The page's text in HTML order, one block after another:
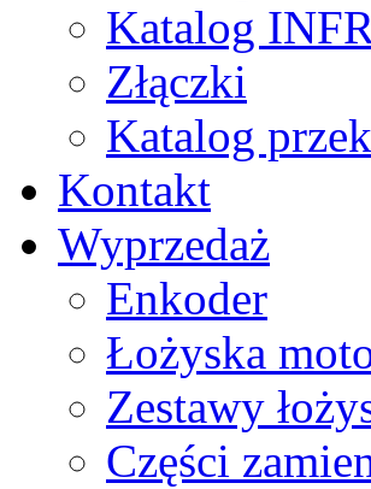
Katalog
Złączki
Katalog
Kontakt
Wyprzedaż
Enkoder
Łożyska
Zestawy
Części